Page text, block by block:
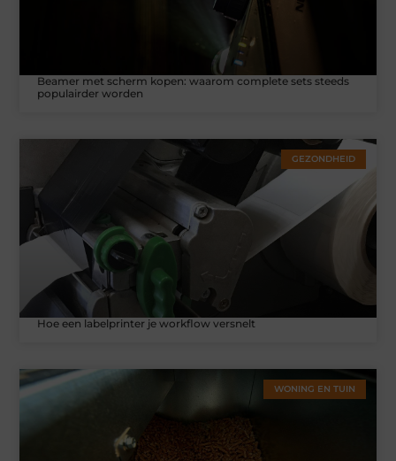
Beamer met scherm kopen: waarom complete sets steeds
populairder worden
GEZONDHEID
Hoe een labelprinter je workflow versnelt
WONING EN TUIN